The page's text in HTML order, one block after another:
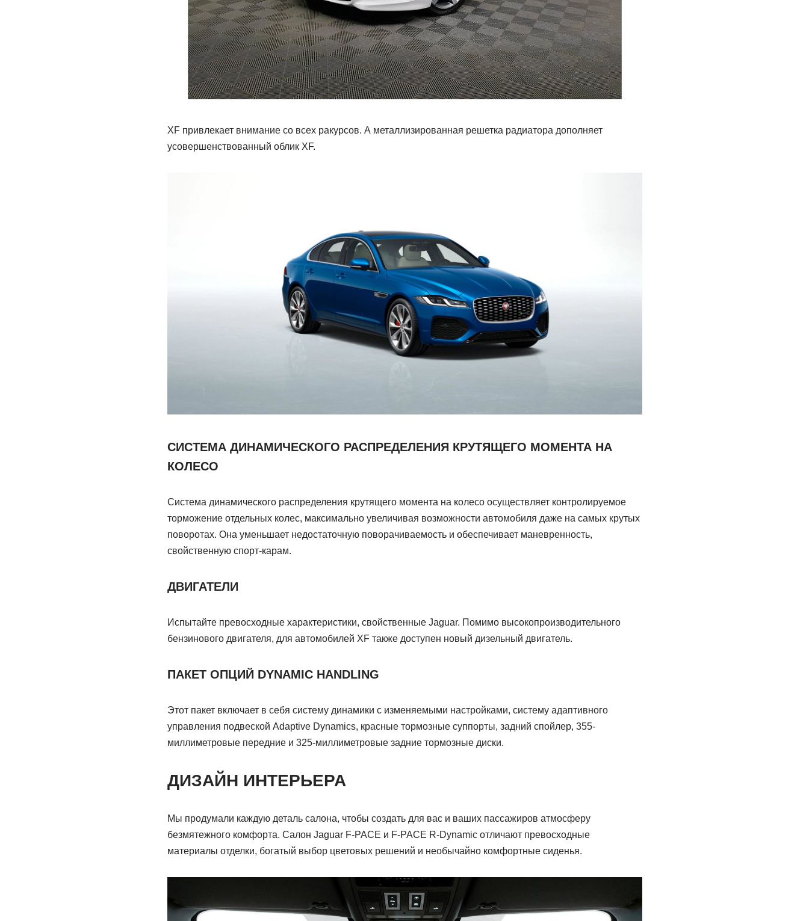
XF привлекает внимание со всех ракурсов. А металлизированная решетка радиатора дополняет
усовершенствованный облик XF.
СИСТЕМА ДИНАМИЧЕСКОГО РАСПРЕДЕЛЕНИЯ КРУТЯЩЕГО МОМЕНТА НА
КОЛЕСО
Система динамического распределения крутящего момента на колесо осуществляет контролируемое
торможение отдельных колес, максимально увеличивая возможности автомобиля даже на самых крутых
поворотах. Она уменьшает недостаточную поворачиваемость и обеспечивает маневренность,
свойственную спорт-карам.
ДВИГАТЕЛИ
Испытайте превосходные характеристики, свойственные Jaguar. Помимо высокопроизводительного
бензинового двигателя, для автомобилей XF также доступен новый дизельный двигатель.
ПАКЕТ ОПЦИЙ DYNAMIC HANDLING
Этот пакет включает в себя систему динамики с изменяемыми настройками, систему адаптивного
управления подвеской Adaptive Dynamics, красные тормозные суппорты, задний спойлер, 355-
миллиметровые передние и 325-миллиметровые задние тормозные диски.
ДИЗАЙН ИНТЕРЬЕРА
Мы продумали каждую деталь салона, чтобы создать для вас и ваших пассажиров атмосферу
безмятежного комфорта. Салон Jaguar F-PACE и F-PACE R-Dynamic отличают превосходные
материалы отделки, богатый выбор цветовых решений и необычайно комфортные сиденья.